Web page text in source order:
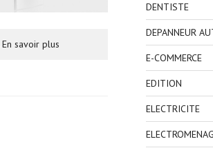
En savoir plus
DENTISTE
DEPANNEUR
E-COMMERCE
EDITION
ELECTRICITE